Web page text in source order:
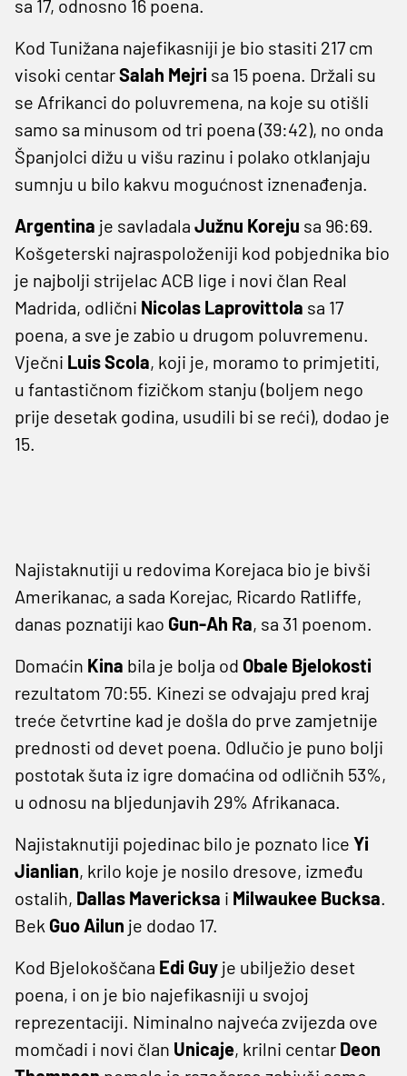
sa 17, odnosno 16 poena.
Kod Tunižana najefikasniji je bio stasiti 217 cm
visoki centarSalah Mejri sa 15 poena. Držali su
se Afrikanci do poluvremena, na koje su otišli
samo sa minusom od tri poena (39:42), no onda
Španjolci dižu u višu razinu i polako otklanjaju
sumnju u bilo kakvu mogućnost iznenađenja.
Argentina je savladala Južnu Koreju sa 96:69.
Košgeterski najraspoloženiji kod pobjednika bio
je najbolji strijelac ACB lige i novi član Real
Madrida, odlični Nicolas Laprovittola sa 17
poena, a sve je zabio u drugom poluvremenu.
Vječni Luis Scola, koji je, moramo to primjetiti,
u fantastičnom fizičkom stanju (boljem nego
prije desetak godina, usudili bi se reći), dodao je
15.
Najistaknutiji u redovima Korejaca bio je bivši
Amerikanac, a sada Korejac, Ricardo Ratliffe,
danas poznatiji kao Gun-Ah Ra, sa 31 poenom.
Domaćin Kina bila je bolja od Obale Bjelokosti
rezultatom 70:55. Kinezi se odvajaju pred kraj
treće četvrtine kad je došla do prve zamjetnije
prednosti od devet poena. Odlučio je puno bolji
postotak šuta iz igre domaćina od odličnih 53%,
u odnosu na bljedunjavih 29% Afrikanaca.
Najistaknutiji pojedinac bilo je poznato lice Yi
Jianlian, krilo koje je nosilo dresove, između
ostalih, Dallas Mavericksa i Milwaukee Bucksa.
Bek Guo Ailun je dodao 17.
Kod Bjelokoščana Edi Guy je ubilježio deset
poena, i on je bio najefikasniji u svojoj
reprezentaciji. Niminalno najveća zvijezda ove
momčadi i novi član Unicaje, krilni centar Deon